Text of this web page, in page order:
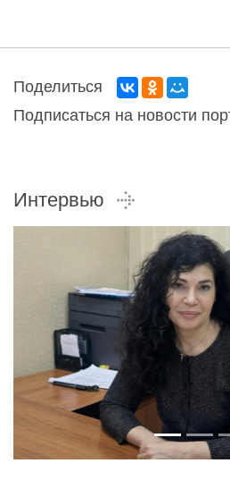
Поделиться
Подписаться на новости
Интервью